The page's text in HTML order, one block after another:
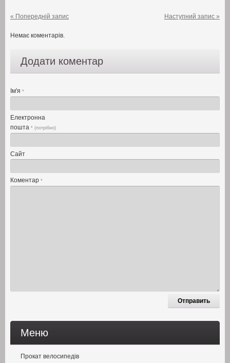
« Попередній запис Наступний запис »
Немає коментарів.
Додати коментар
Ім'я *
Електронна
пошта * (потрібно)
Сайт
Коментар *
Меню
Прокат велосипедів